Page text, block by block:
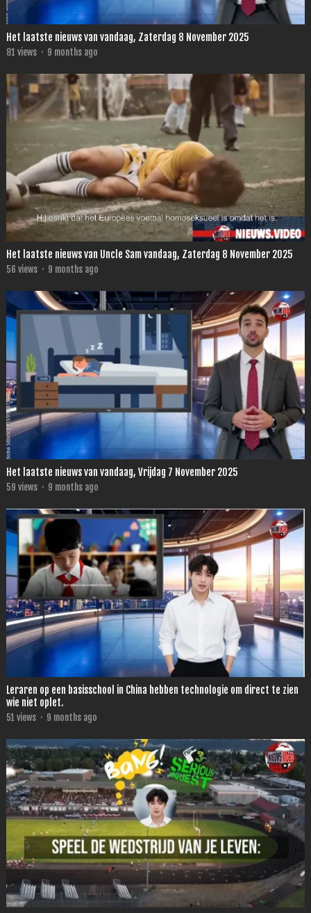
Het laatste nieuws van vandaag, Zaterdag 8 November 2025
81 views · 9 months ago
Het laatste nieuws van Uncle Sam vandaag, Zaterdag 8 November 2025
56 views · 9 months ago
Het laatste nieuws van vandaag, Vrijdag 7 November 2025
59 views · 9 months ago
Leraren op een basisschool in China hebben technologie om direct te zien
wie niet oplet.
51 views · 9 months ago